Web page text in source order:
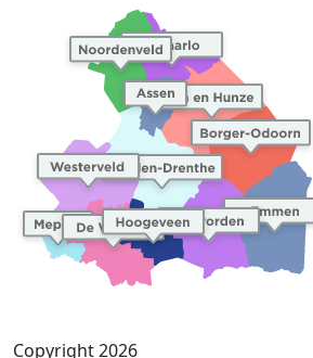
Copyright 2026